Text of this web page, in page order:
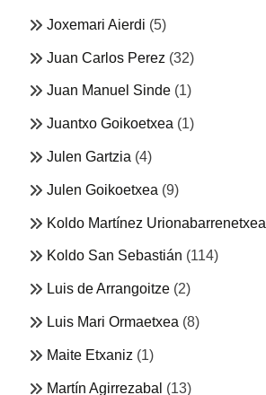
Joxemari Aierdi (5)
Juan Carlos Perez (32)
Juan Manuel Sinde (1)
Juantxo Goikoetxea (1)
Julen Gartzia (4)
Julen Goikoetxea (9)
Koldo Martínez Urionabarrenetxea
Koldo San Sebastián (114)
Luis de Arrangoitze (2)
Luis Mari Ormaetxea (8)
Maite Etxaniz (1)
Martín Agirrezabal (13)